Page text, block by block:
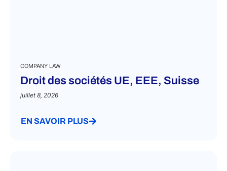
COMPANY LAW
Droit des sociétés UE, EEE, Suisse
juillet 8, 2026
EN SAVOIR PLUS